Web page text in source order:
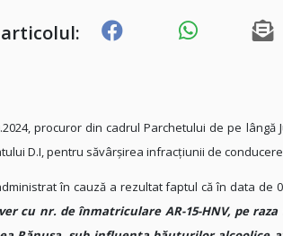
procuror din cadrul Parchetului de pe lângă
D.I, pentru săvârşirea infracţiunii de
în cauză a rezultat faptul căîn data de
cu nr. de înmatriculare AR-15-HNV, pe